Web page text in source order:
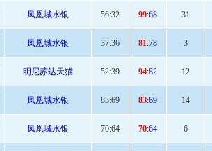
凤凰城水银 56:32 99:68 31
凤凰城水银 37:36 81:78 3
明尼苏达天猫 52:39 94:82 12
凤凰城水银 83:69 83:69 14
凤凰城水银 70:64 70:64 6